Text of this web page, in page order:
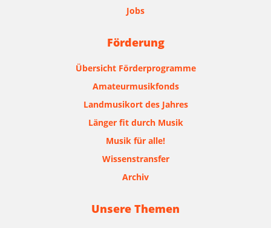
Jobs
Förderung
Übersicht Förderprogramme
Amateurmusikfonds
Landmusikort des Jahres
Länger fit durch Musik
Musik für alle!
Wissenstransfer
Archiv
Unsere Themen